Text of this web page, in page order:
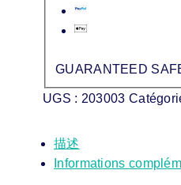
GUARANTEED
UGS : 203003
描述
Informations